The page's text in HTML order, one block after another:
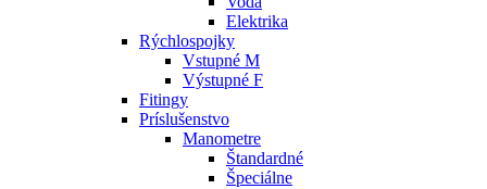
Elektrika
Rýchlospojky
Vstupné M
Výstupné F
Fitingy
Príslušenstvo
Manometre
Štandardné
Špeciálne